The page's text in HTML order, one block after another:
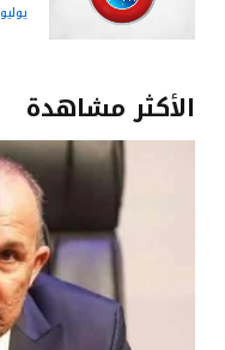
يوليو 30, 2026
الأكثر مشاهدة